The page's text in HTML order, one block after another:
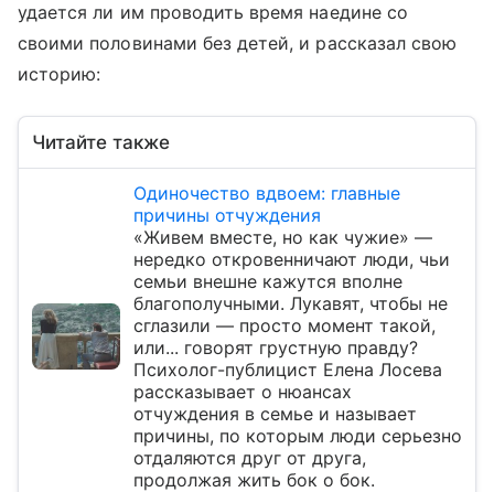
удается ли им проводить время наедине со
своими половинами без детей, и рассказал свою
историю:
Читайте также
Одиночество вдвоем: главные
причины отчуждения
«Живем вместе, но как чужие» —
нередко откровенничают люди, чьи
семьи внешне кажутся вполне
благополучными. Лукавят, чтобы не
сглазили — просто момент такой,
или... говорят грустную правду?
Психолог-публицист Елена Лосева
рассказывает о нюансах
отчуждения в семье и называет
причины, по которым люди серьезно
отдаляются друг от друга,
продолжая жить бок о бок.